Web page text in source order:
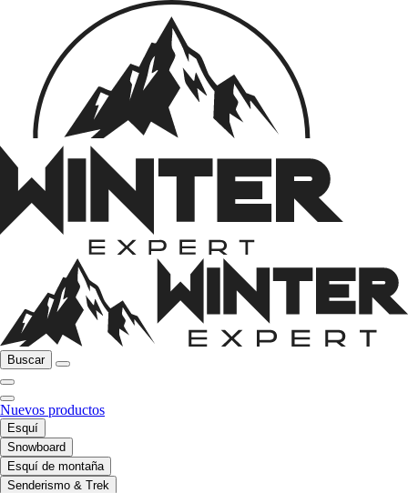
Buscar
Nuevos productos
Esquí
Snowboard
Esquí de montaña
Senderismo & Trek